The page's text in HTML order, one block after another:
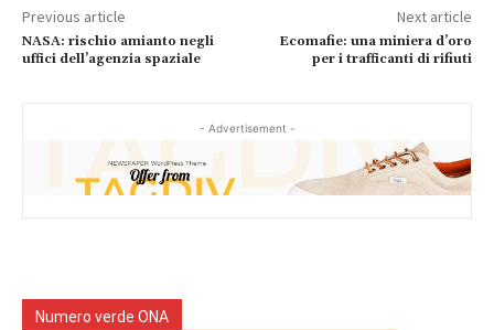
Previous article
NASA: rischio amianto negli
uffici dell’agenzia spaziale
Next article
Ecomafie: una miniera d’oro
per i trafficanti di rifiuti
- Advertisement -
Numero verde ONA